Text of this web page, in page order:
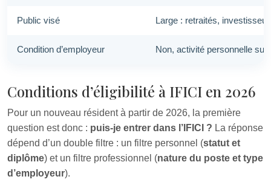
Public visé Large : retraités,
Condition d’employeur Non, activité personnelle
Conditions d’éligibilité à IFICI en 2026
Pour un nouveau résident à partir de 2026, la première
question est donc : puis‑je entrer dans l’IFICI ? La réponse
dépend d’un double filtre : un filtre personnel (statut et
diplôme) et un filtre professionnel (nature du poste et type
d’employeur).